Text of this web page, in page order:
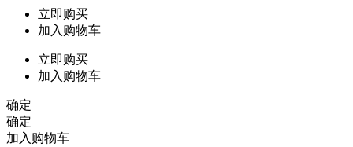
立即购买
加入购物车
立即购买
加入购物车
确定
确定
加入购物车